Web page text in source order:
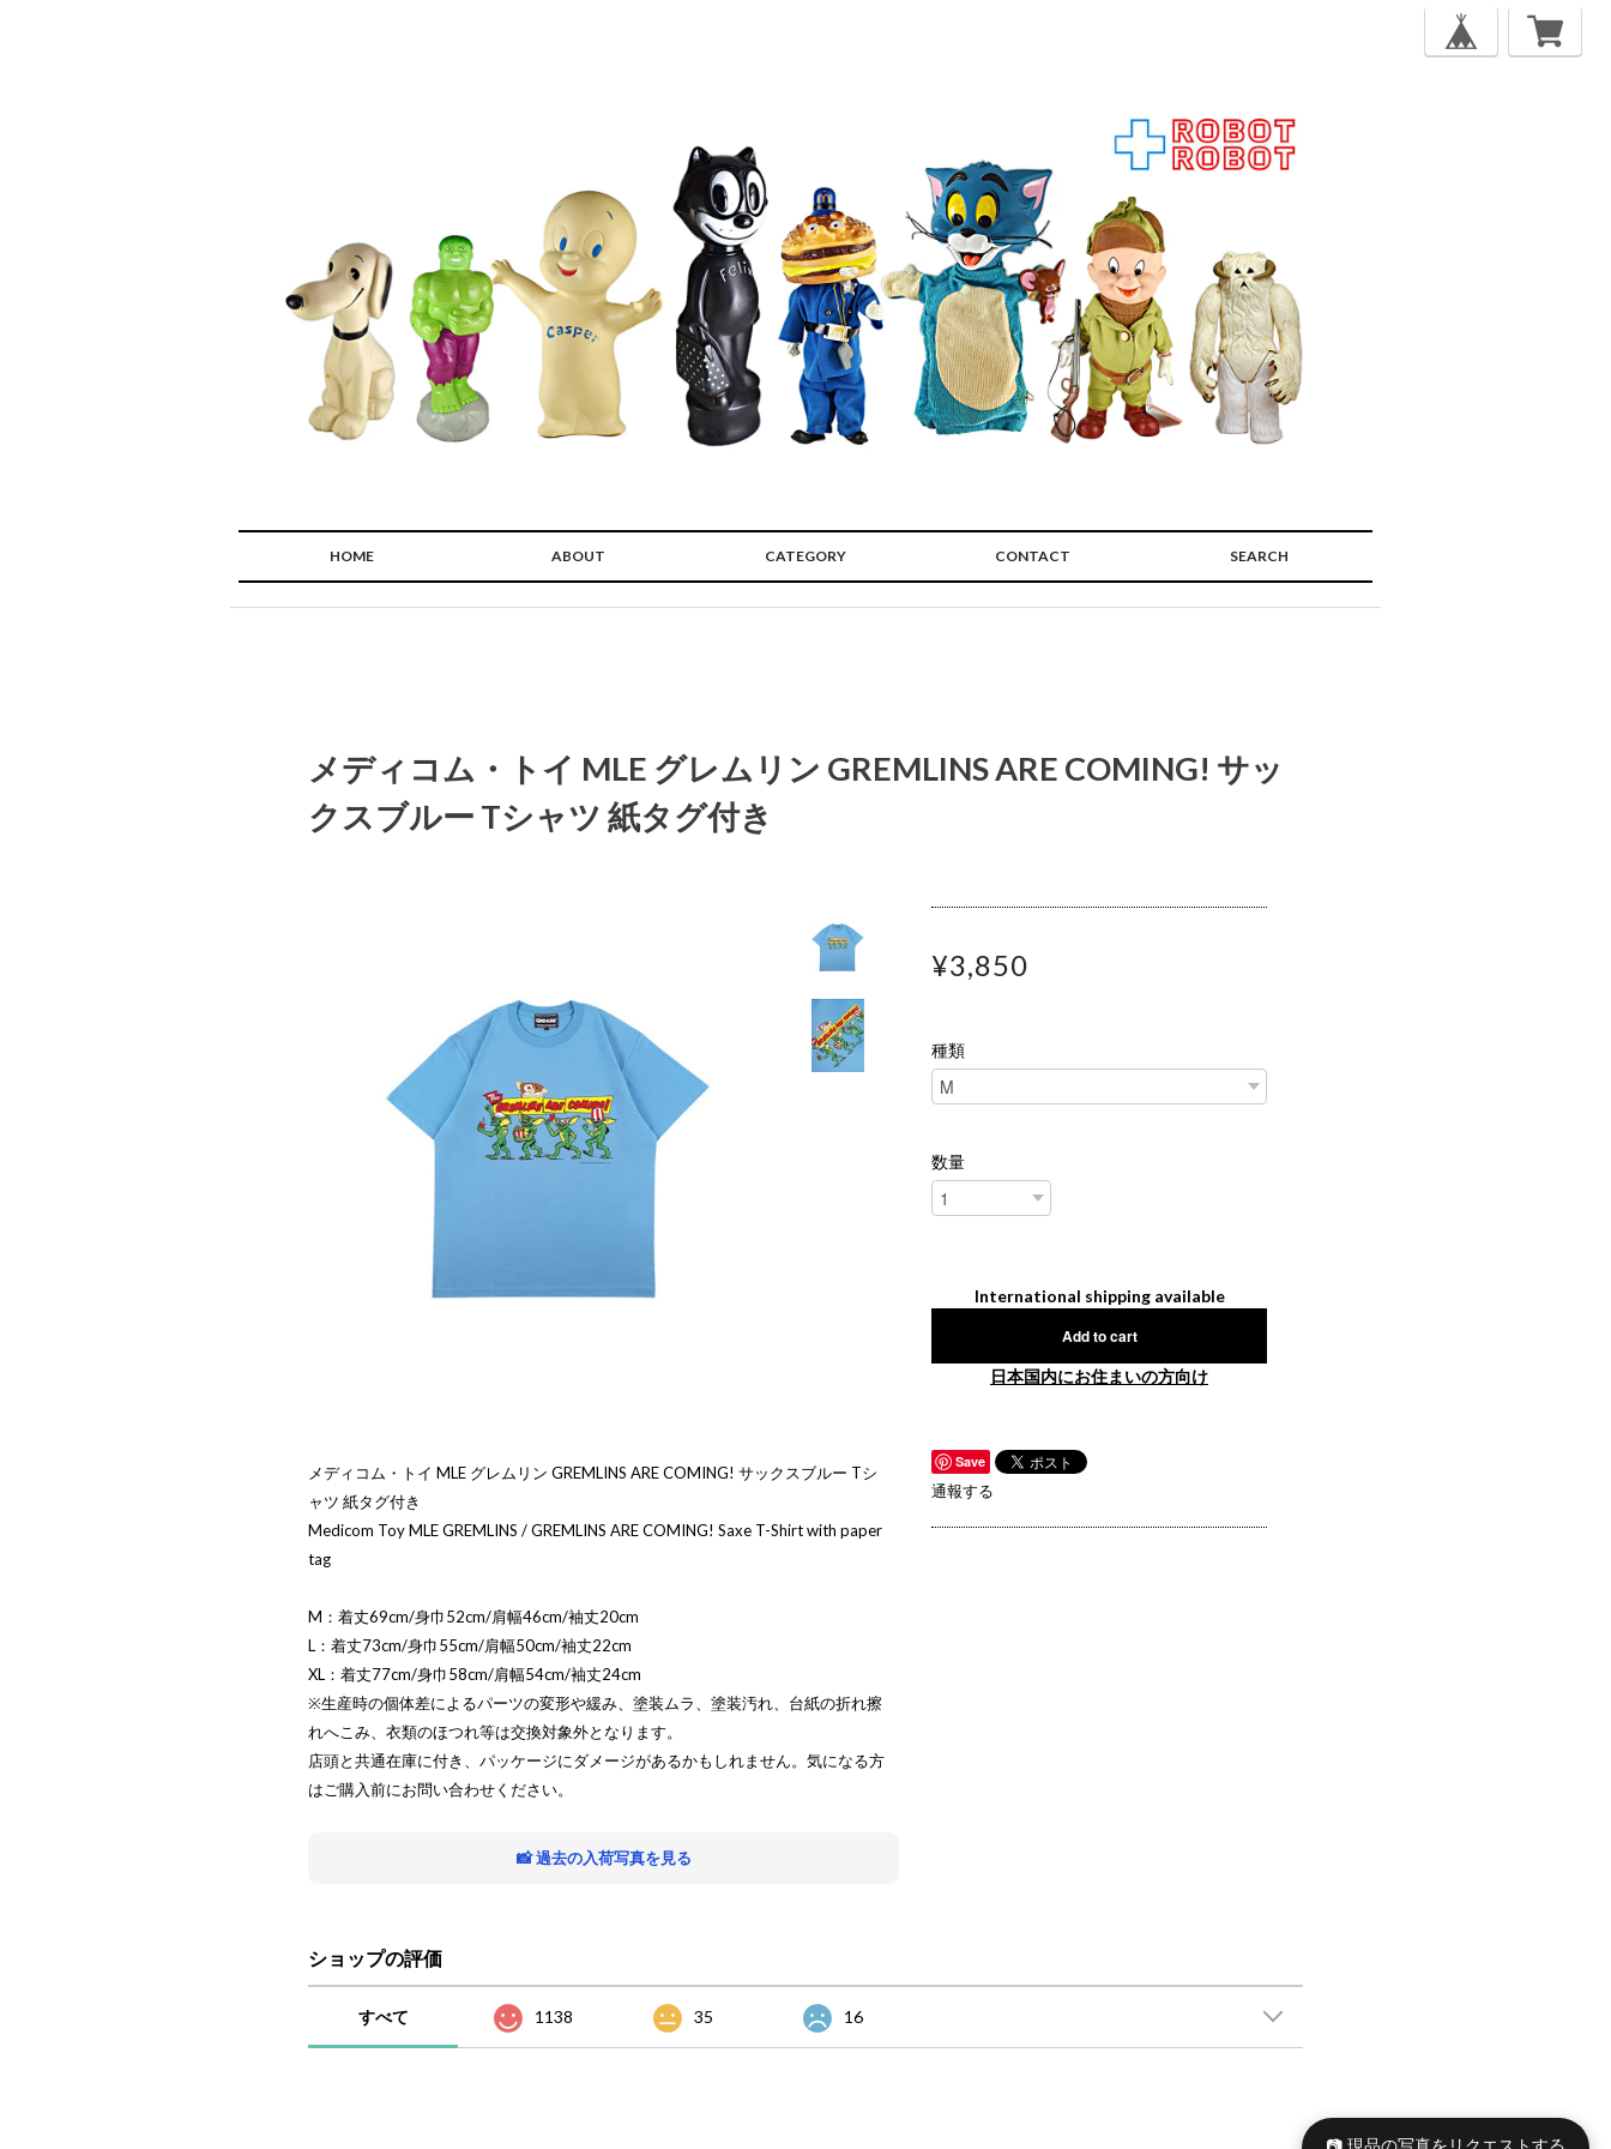
HOME ABOUT CATEGORY CONTACT SEARCH
メディコム・トイ MLE グレムリン GREMLINS ARE COMING! サッ
クスブルー Tシャツ 紙タグ付き
メディコム・トイ MLE グレムリン GREMLINS ARE COMING! サックスブルー Tシ
ャツ 紙タグ付き
Medicom Toy MLE GREMLINS / GREMLINS ARE COMING! Saxe T-Shirt with paper
tag
M：着丈69cm/身巾52cm/肩幅46cm/袖丈20cm
L：着丈73cm/身巾55cm/肩幅50cm/袖丈22cm
XL：着丈77cm/身巾58cm/肩幅54cm/袖丈24cm
※生産時の個体差によるパーツの変形や緩み、塗装ムラ、塗装汚れ、台紙の折れ擦
れへこみ、衣類のほつれ等は交換対象外となります。
店頭と共通在庫に付き、パッケージにダメージがあるかもしれません。気になる方
はご購入前にお問い合わせください。
📸 過去の入荷写真を見る
¥3,850
種類
数量
International shipping available
Add to cart
日本国内にお住まいの方向け
Save
通報する
ショップの評価
すべて 1138 35 16
📷 現品の写真をリクエストする